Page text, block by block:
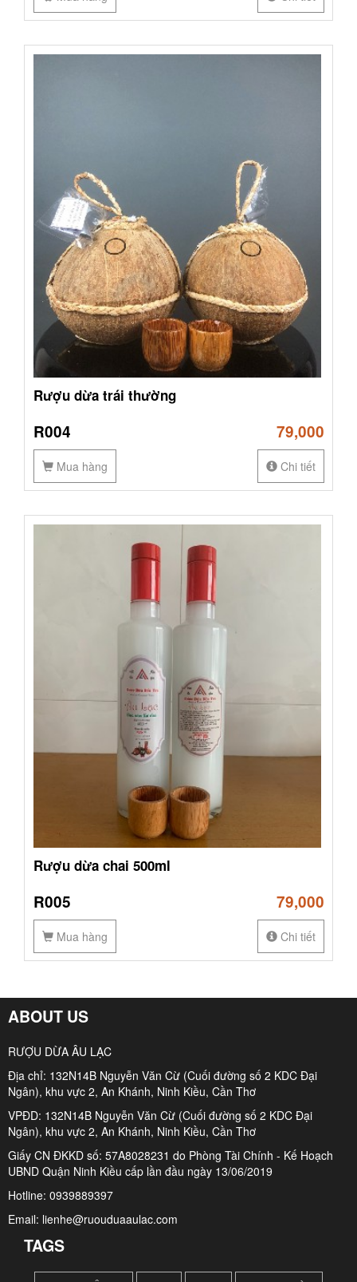
Rượu dừa trái thường
R004 79,000
Mua hàng Chi tiết
Rượu dừa chai 500ml
R005 79,000
Mua hàng Chi tiết
ABOUT US
RƯỢU DỪA ÂU LẠC
Địa chỉ: 132N14B Nguyễn Văn Cừ (Cuối đường số 2 KDC Đại
Ngân), khu vực 2, An Khánh, Ninh Kiều, Cần Thơ
VPĐD: 132N14B Nguyễn Văn Cừ (Cuối đường số 2 KDC Đại
Ngân), khu vực 2, An Khánh, Ninh Kiều, Cần Thơ
Giấy CN ĐKKD số: 57A8028231 do Phòng Tài Chính - Kế Hoạch
UBND Quận Ninh Kiều cấp lần đầu ngày 13/06/2019
Hotline: 0939889397
Email: lienhe@ruouduaaulac.com
TAGS